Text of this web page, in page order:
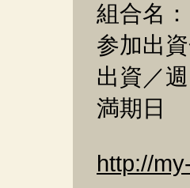
組合名
参加出
出資／
満期日
http://